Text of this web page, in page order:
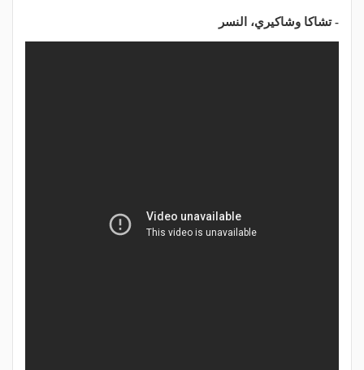
- تشاكا وشاكيري، النسر